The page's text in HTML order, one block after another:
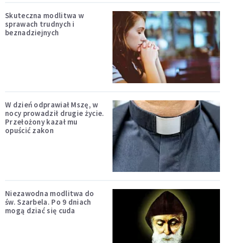
Skuteczna modlitwa w
sprawach trudnych i
beznadziejnych
W dzień odprawiał Mszę, w
nocy prowadził drugie życie.
Przełożony kazał mu
opuścić zakon
Niezawodna modlitwa do
św. Szarbela. Po 9 dniach
mogą dziać się cuda